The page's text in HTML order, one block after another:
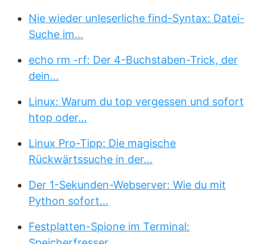
Nie wieder unleserliche find-Syntax: Datei-
Suche im…
echo rm -rf: Der 4-Buchstaben-Trick, der
dein…
Linux: Warum du top vergessen und sofort
htop oder…
Linux Pro-Tipp: Die magische
Rückwärtssuche in der…
Der 1-Sekunden-Webserver: Wie du mit
Python sofort…
Festplatten-Spione im Terminal: